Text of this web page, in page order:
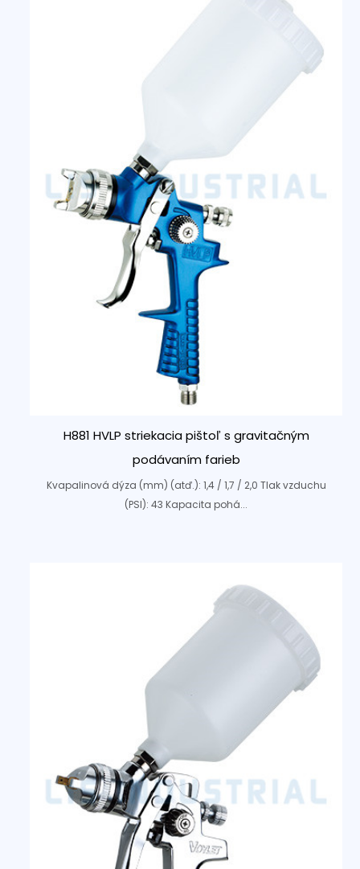
H881 HVLP striekacia pištoľ s gravitačným
podávaním farieb
Kvapalinová dýza (mm) (atď.): 1,4 / 1,7 / 2,0 Tlak vzduchu
(PSI): 43 Kapacita pohá...